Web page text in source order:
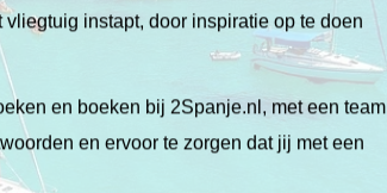
instapt, door inspiratie op te doen
en boeken bij 2Spanje.nl, met een team
en ervoor te zorgen dat jij met een